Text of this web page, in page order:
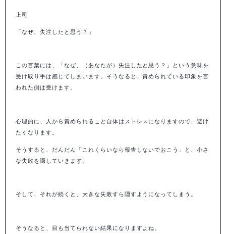
上司
「なぜ、失注したと思う？」
この言葉には、「なぜ、（あなたが）失注したと思う？」という意味を
受け取り手は感じてしまいます。そうなると、責められている印象を言
われた側は受けます。
心理的に、人から責められること自体はストレスになりますので、避け
たくなります。
そうすると、だんだん「これくらいなら報告しないでおこう」と、小さ
な失敗を隠していきます。
そして、それが続くと、大きな失敗すら隠すようになってしまう。
そうなると、目も当てられない結果になりますよね。